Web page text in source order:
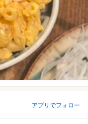
アプリでフォロー